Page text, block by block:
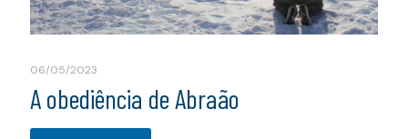
06/05/2023
A obediência de Abraão